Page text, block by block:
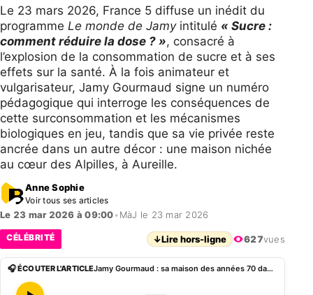
Le 23 mars 2026, France 5 diffuse un inédit du
programme Le monde de Jamyintitulé « Sucre :
comment réduire la dose ? », consacré à
l’explosion de la consommation de sucre et à ses
effets sur la santé. À la fois animateur et
vulgarisateur, Jamy Gourmaud signe un numéro
pédagogique qui interroge les conséquences de
cette surconsommation et les mécanismes
biologiques en jeu, tandis que sa vie privée reste
ancrée dans un autre décor : une maison nichée
au cœur des Alpilles, à Aureille.
Anne Sophie
Voir tous ses articles
Le 23 mar 2026 à 09:00• MàJ le 23 mar 2026
CÉLÉBRITÉ ↓Lire hors-ligne 627vues
🎧 ÉCOUTER L'ARTICLE Jamy Gourmaud : sa maison des années 70 dans les Alpilles, murs saumon et piscine